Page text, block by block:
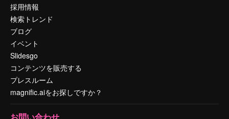
採用情報
検索トレンド
ブログ
イベント
Slidesgo
コンテンツを販売する
プレスルーム
magnific.aiをお探しですか？
お問い合わせ